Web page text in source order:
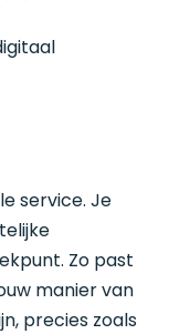
service. Je
Zo past
manier van
precies zoals